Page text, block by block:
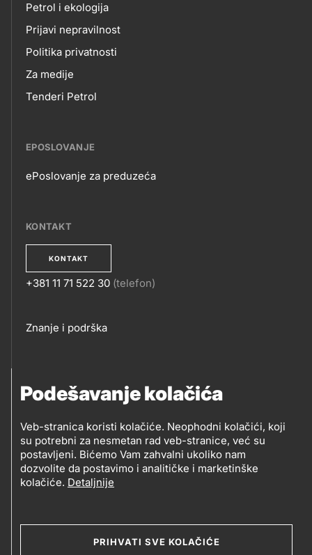
Podešavanje kolačića
Veb-stranica koristi kolačiće. Neophodni kolačići, koji
su potrebni za nesmetan rad veb-stranice, već su
postavljeni. Bićemo Vam zahvalni ukoliko nam
dozvolite da postavimo i analitičke i marketinške
kolačiće. Detaljnije
PRIHVATI SVE KOLAČIĆE
Petrol i ekologija
Prijavi nepravilnost
Politika privatnosti
Za medije
Tenderi Petrol
EPOSLOVANJE
ePoslovanje za preduzeća
KONTAKT
KONTAKT
+381 11 71 522 30 (telefon)
Footer
Znanje i podrška
PRATITE
NAS
Petrol d.o.o. Beograd
Zmajeva 12V, 11080 Beograd (Zemun), Srbija